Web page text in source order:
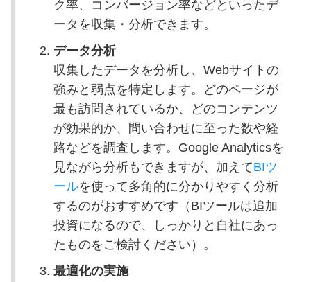
ク率、コンバージョン率などといったデ
ータを収集・分析できます。
データ分析
収集したデータを分析し、Webサイトの
強みと弱点を特定します。どのページが
最も訪問されているか、どのコンテンツ
が効果的か、問い合わせに至った数や経
路などを調査します。Google Analyticsを
見ながら分析もできますが、加えてBIツ
ールを使って多角的に分かりやすく分析
するのがおすすめです（BIツールは追加
投資になるので、しっかりと自社にあっ
たものをご検討ください）。
最適化の実施